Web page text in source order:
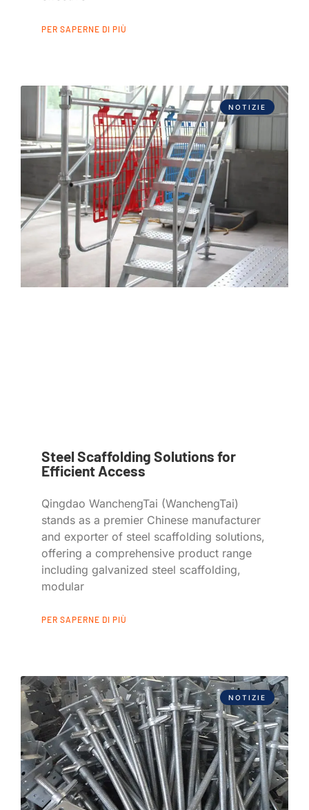
PER SAPERNE DI PIÙ
NOTIZIE
Steel Scaffolding Solutions for
Efficient Access
Qingdao WanchengTai (WanchengTai)
stands as a premier Chinese manufacturer
and exporter of steel scaffolding solutions,
offering a comprehensive product range
including galvanized steel scaffolding,
modular
PER SAPERNE DI PIÙ
NOTIZIE